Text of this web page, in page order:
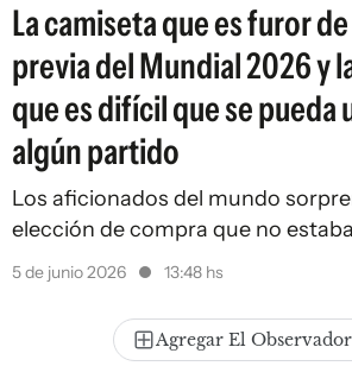
La camiseta que es furor
previa del Mundial 2026 y
que es difícil que se pueda
algún partido
Los aficionados del mundo
elección de compra que no
5 de junio 2026 13:48 hs
Agregar El